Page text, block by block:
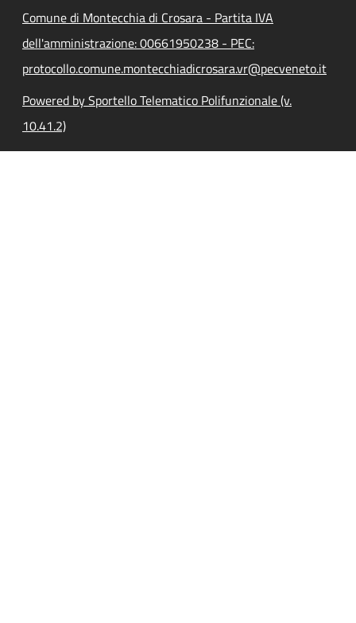
Comune di Montecchia di Crosara - Partita IVA
dell'amministrazione: 00661950238 - PEC:
protocollo.comune.montecchiadicrosara.vr@pecveneto.it
Powered by Sportello Telematico Polifunzionale (v.
10.41.2)